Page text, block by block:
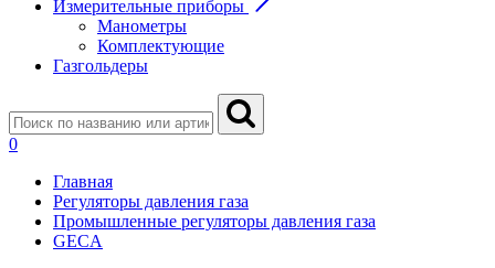
Измерительные приборы
Манометры
Комплектующие
Газгольдеры
0
Главная
Регуляторы давления газа
Промышленные регуляторы давления газа
GECA